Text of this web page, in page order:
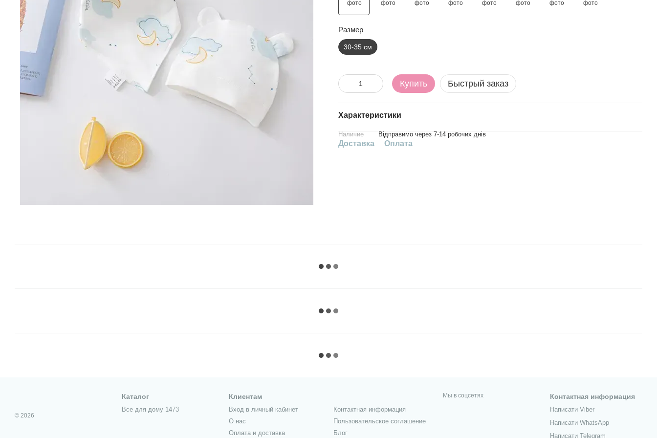
Размер
30-35 см
Купить Быстрый заказ
Характеристики
Наличие Відправимо через 7-14 робочих днів
Доставка Оплата
© 2026
Каталог
Все для дому 1473
Клиентам
Вход в личный кабинет
О нас
Оплата и доставка
Контактная информация
Пользовательское соглашение
Блог
Мы в соцсетях Контактная информация
Написати Viber
Написати WhatsApp
Написати Telegram